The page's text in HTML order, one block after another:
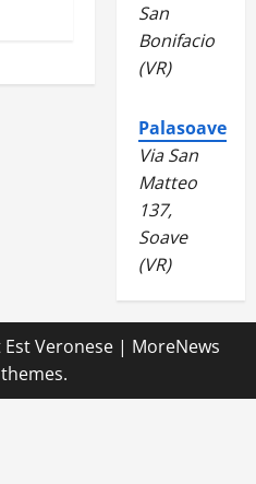
San
Bonifacio
(VR)
Palasoave
Via San
Matteo
137,
Soave
(VR)
Veronese | MoreNews